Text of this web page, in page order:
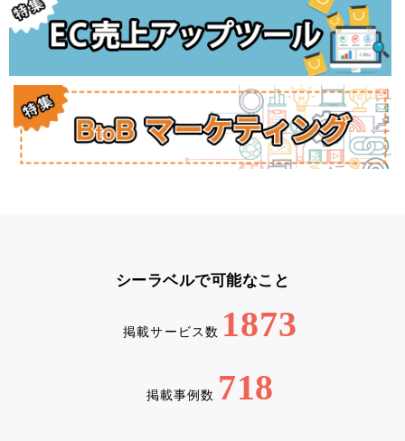
シーラベルで可能なこと
掲載サービス数 1873
掲載事例数 718